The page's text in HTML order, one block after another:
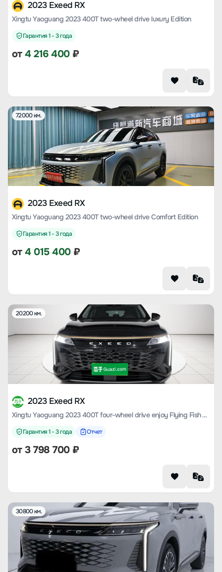
2023 Exeed RX
Xingtu Yaoguang 2023 400T two-wheel drive luxury Edition
Гарантия 1 - 3 года
от4 216 400₽
72000 км.
2023 Exeed RX
Xingtu Yaoguang 2023 400T two-wheel drive Comfort Edition
Гарантия 1 - 3 года
от4 015 400₽
20200 км.
2023 Exeed RX
Xingtu Yaoguang 2023 400T four-wheel drive enjoy Flying Fish Version
Гарантия 1 - 3 года Отчет
от3 798 700₽
30800 км.